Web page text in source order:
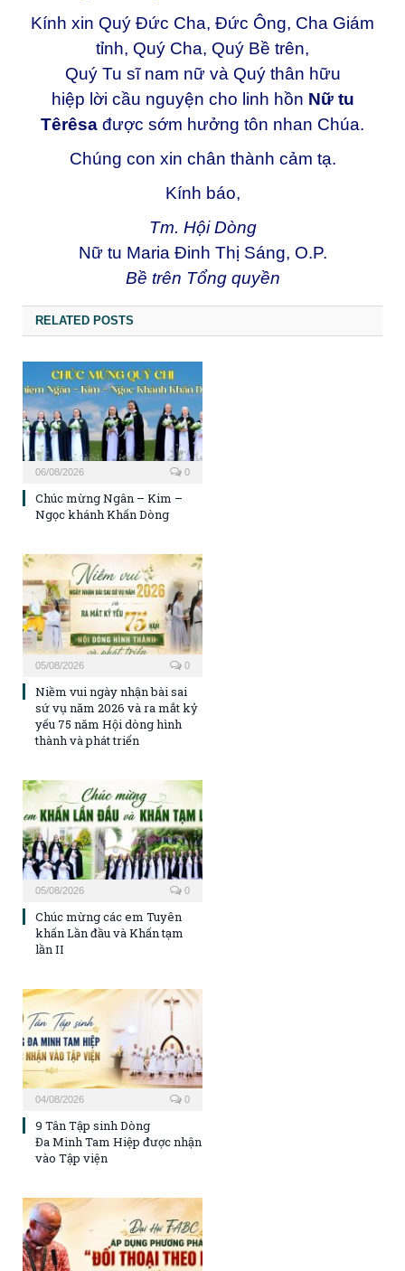
Kính xin Quý Đức Cha, Đức Ông, Cha Giám
tỉnh, Quý Cha, Quý Bề trên,
Quý Tu sĩ nam nữ và Quý thân hữu
hiệp lời cầu nguyện cho linh hồn Nữ tu
Têrêsa được sớm hưởng tôn nhan Chúa.
Chúng con xin chân thành cảm tạ.
Kính báo,
Tm. Hội Dòng
Nữ tu Maria Đinh Thị Sáng, O.P.
Bề trên Tổng quyền
RELATED POSTS
06/08/2026 0
Chúc mừng Ngân – Kim –
Ngọc khánh Khấn Dòng
05/08/2026 0
Niềm vui ngày nhận bài sai
sứ vụ năm 2026 và ra mắt kỷ
yếu 75 năm Hội dòng hình
thành và phát triển
05/08/2026 0
Chúc mừng các em Tuyên
khấn Lần đầu và Khấn tạm
lần II
04/08/2026 0
9 Tân Tập sinh Dòng
Đa Minh Tam Hiệp được nhận
vào Tập viện